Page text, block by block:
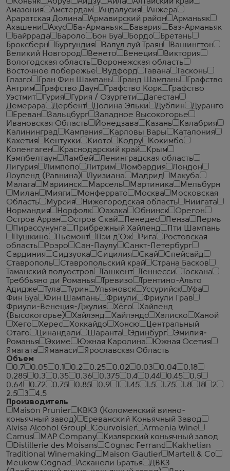
Амазония
Амстердам Андалусия
Анжера
Араратская Долина
Армавирский район
Арманьяк
Ахашени
Ахус Ба-Арманьяк Бавария
Баз-Арманьяк
Байррада
Бароло Бон Буа Бордо
Бретань
Броксберн
Бургундия Валул луй Траян
Вашингтон
Великий Новгород
Венето Венеция
Виктория
Вологодская область
Воронежская область
Восточное побережье
Вудфорд Гавана
Гасконь
Глазго
Гран Фин Шампань Гранд Шампань
Графство
Антрим
Графство Даун Графство Корк
Графство
Уэстмит
Гурия Гурия / Озургети
Дагестан
Демерара
Дербент Долина Эльки Дублин
Дуранго
Ереван
Зальцбург
Западное Высокогорье
Ивановская Область
Йонедзава Казань
Калабрия
Калининград
Кампания Карловы Вары
Каталония
Кахетия
Кентукки Киото Кодру
Кокимбо
Копенгаген
Краснодарский край
Крым
Кэмпбелтаун
Ламбей
Ленинградская область
Лигурия
Лимпопо Литрим Ломбардия
Лондон
Лоуленд (Равнина)
Луизиана Мадрид
Макуба
Малага
Мариинск Марсель Мартиника
Мельбурн
Милан
Мияги Монферрато Москва
Московская
Область
Мурсия Нижегородская область
Ниигата
Нормандия
Норфолк Оахака Обнинск
Орегон
Остров Арран
Остров Скай Пенедес Пенза
Пермь
Пирассунунга
Прибрежный Хайленд
Пти Шампань
Пушкино
Пьемонт Пэи д'Ож Рига
Ростовская
область
Роэро Сан-Паулу
Санкт-Петербург
Сардиния
Сидзуока Сицилия Скай
Спейсайд
Ставрополь
Ставропольский край
Страна Басков
Таманский полуостров
Ташкент Теннесси
Тоскана
Треббьяно ди Романья
Тревизо
Трентино-Альто
Адидже
Тула Турин Ульяновск Уссурийск
Уфа
Фин Буа
Фин Шампань Фриули
Фриули Грав
Фриули-Венеция-Джулия
Хёго
Хайленд
(Высокогорье)
Хайлэнд Хайлэндс Халиско
Ханой
Хего
Херес Хоккайдо Хонсю
Центральный
Отаго
Цинандали Шаранта Эдинбург
Эмилия-
Романья
Эхиме Южная Каролина
Южная Осетия
Ямагата
Яманаси
Ярославская Область
Объем
0.7
0.05 0.1 0.2 0.25 0.02 0.03 0.04
0.18
0.285
0.3 0.35 0.36 0.375 0.4 0.44 0.45
0.5
0.64
0.72 0.75 0.85 0.9 1.45 1.5 1.75 1.8 18
2
2.5
3
4.5
Производитель
Maison Prunier
КВКЗ (Коломенский винно-
коньячный завод)
Ереванский Коньячный Завод
Alvisa Alcohol Group
Courvoisier
Armenia Wine
Camus
MAP Company
Кизлярский коньячный завод
Distillerie des Moisans
Cognac Ferrand
Kakhetian
Traditional Winemaking
Maison Gautier
Martell & Co
Meukow Cognac
Асканели Братья
ДВКЗ